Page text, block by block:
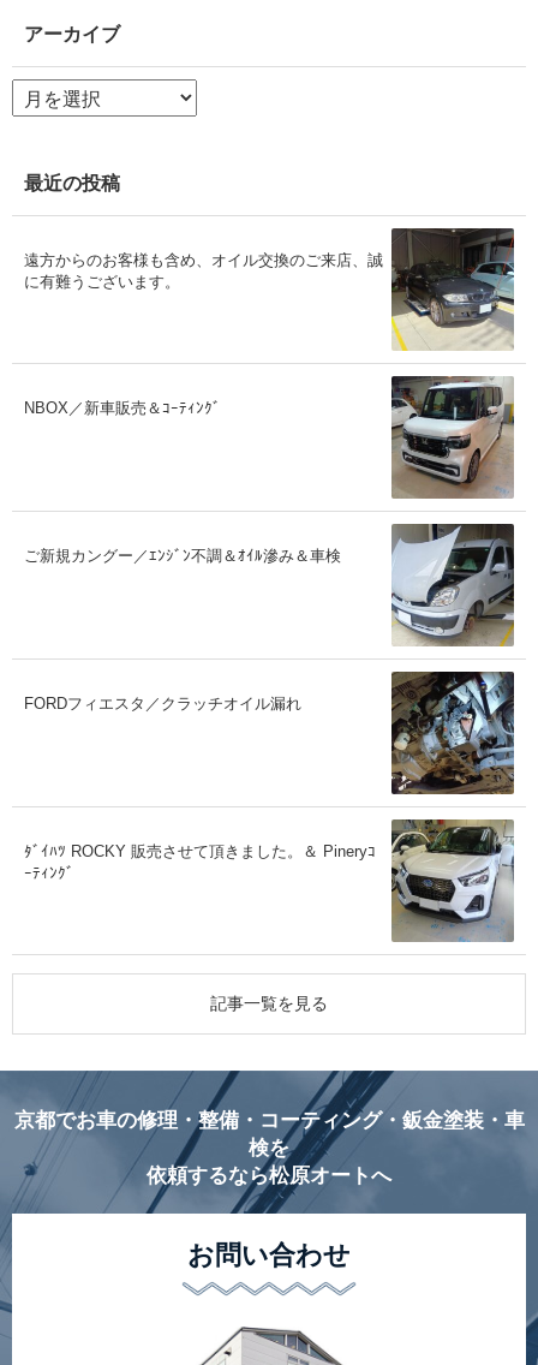
アーカイブ
ア
ー
ブ
最近の投稿
遠方からのお客様も含め、オイル交換のご来店、誠
に有難うございます。
NBOX／新車販売＆ｺｰﾃｨﾝｸﾞ
ご新規カングー／ｴﾝｼﾞﾝ不調＆ｵｲﾙ滲み＆車検
FORDフィエスタ／クラッチオイル漏れ
ﾀﾞｲﾊﾂ ROCKY 販売させて頂きました。＆ Pineryｺ
ｰﾃｨﾝｸﾞ
記事一覧を見る
京都でお車の修理・整備・コーティング・鈑金塗装・車
検を
依頼するなら松原オートへ
お問い合わせ